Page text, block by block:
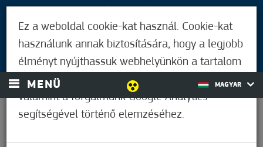
BEJELENTKEZÉS
MENÜ MAGYAR
Ez a weboldal cookie-kat használ. Cookie-kat
használunk annak biztosítására, hogy a legjobb
élményt nyújthassuk webhelyünkön a tartalom
és a hirdetések személyre szabásához,
valamint a forgalmunk Google Analytics
segítségével történő elemzéséhez.